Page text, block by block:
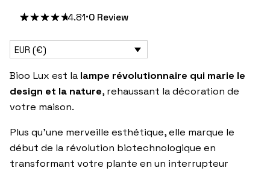
on
customer
4.81 0Review
EUR (€)
Bioo Lux est la lampe révolutionnaire qui marie le
design et la nature, rehaussant la décoration de
votre maison.
Plus qu’une merveille esthétique, elle marque le
début de la révolution biotechnologique en
transformant votre plante en un interrupteur